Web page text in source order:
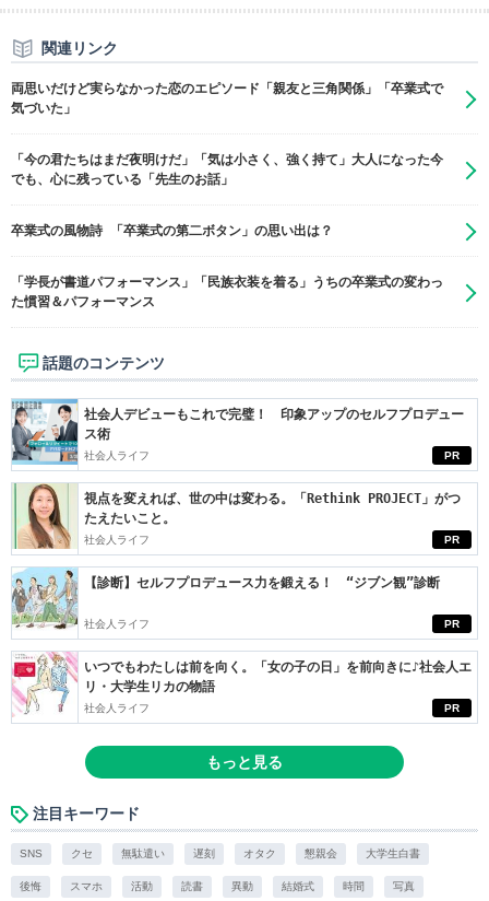
関連リンク
両思いだけど実らなかった恋のエピソード「親友と三角関係」「卒業式で
気づいた」
「今の君たちはまだ夜明けだ」「気は小さく、強く持て」大人になった今
でも、心に残っている「先生のお話」
卒業式の風物詩 「卒業式の第二ボタン」の思い出は？
「学長が書道パフォーマンス」「民族衣装を着る」うちの卒業式の変わっ
た慣習＆パフォーマンス
話題のコンテンツ
PR
社会人デビューもこれで完璧！ 印象アップのセルフプロデュー
ス術
社会人ライフ
PR
視点を変えれば、世の中は変わる。「Rethink PROJECT」がつ
たえたいこと。
社会人ライフ
PR
【診断】セルフプロデュース力を鍛える！ “ジブン観”診断
社会人ライフ
PR
いつでもわたしは前を向く。「女の子の日」を前向きに♪社会人エ
リ・大学生リカの物語
社会人ライフ
もっと見る
注目キーワード
SNS クセ 無駄遣い 遅刻 オタク 懇親会 大学生白書
後悔 スマホ 活動 読書 異動 結婚式 時間 写真